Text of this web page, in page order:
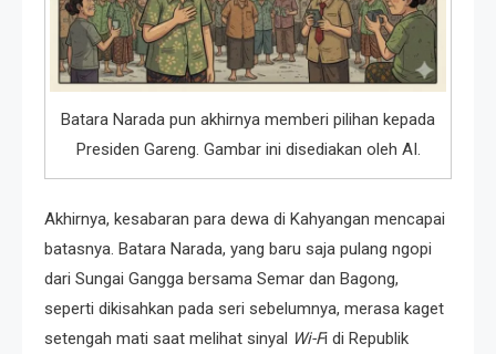
Batara Narada pun akhirnya memberi pilihan kepada
Presiden Gareng. Gambar ini disediakan oleh AI.
Akhirnya, kesabaran para dewa di Kahyangan mencapai
batasnya. Batara Narada, yang baru saja pulang ngopi
dari Sungai Gangga bersama Semar dan Bagong,
seperti dikisahkan pada seri sebelumnya, merasa kaget
setengah mati saat melihat sinyal Wi-Fi di Republik